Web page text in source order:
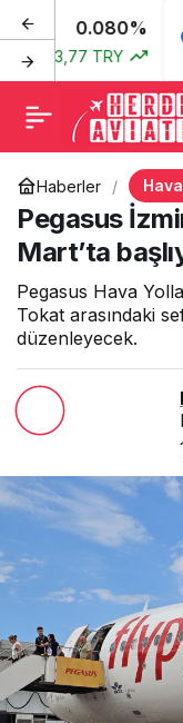
0.080%
43,77 TRY
Haberler
Pegasus
Mart’ta
Pegasus Hava
Tokat arasındaki
düzenleyecek.
Pegasus İzmir-Tokat
uçuşlarına 29
başlıyor